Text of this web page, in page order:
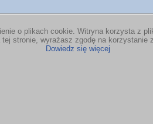
o plikach cookie. Witryna korzysta z
tej stronie, wyrażasz zgodę na korzystanie
Dowiedz się więcej